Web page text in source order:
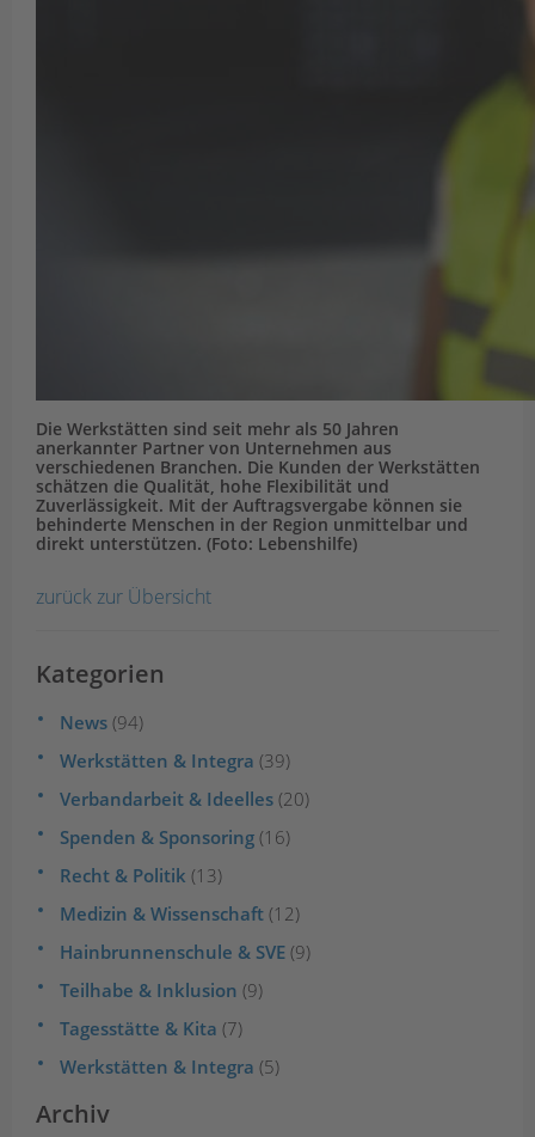
Die Werkstätten sind seit mehr als 50 Jahren
anerkannter Partner von Unternehmen aus
verschiedenen Branchen. Die Kunden der Werkstätten
schätzen die Qualität, hohe Flexibilität und
Zuverlässigkeit. Mit der Auftragsvergabe können sie
behinderte Menschen in der Region unmittelbar und
direkt unterstützen. (Foto: Lebenshilfe)
zurück zur Übersicht
Kategorien
News (94)
Werkstätten & Integra (39)
Verbandarbeit & Ideelles (20)
Spenden & Sponsoring (16)
Recht & Politik (13)
Medizin & Wissenschaft (12)
Hainbrunnenschule & SVE (9)
Teilhabe & Inklusion (9)
Tagesstätte & Kita (7)
Werkstätten & Integra (5)
Archiv